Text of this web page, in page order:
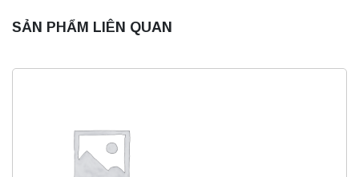
SẢN PHẨM LIÊN QUAN
Máy ly tâm tốc độ cao để bàn YTG16B
Yonglekang – Thiết bị ly tâm phòng thí
nghiệm